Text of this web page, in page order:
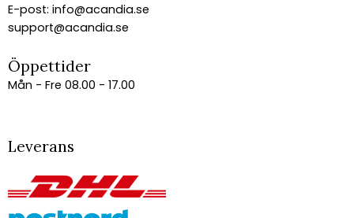
E-post: info@acandia.se
support@acandia.se
Öppettider
Mån - Fre 08.00 - 17.00
Leverans